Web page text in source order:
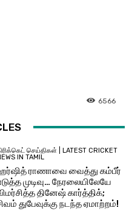
6566
செய்திகள் | LATEST CRICKET
IN TAMIL
ராணாவை வைத்து கம்பீர்
முடிவு… நேரலையிலேயே
தினேஷ் கார்த்திக்;
துபேவுக்கு நடந்த ஏமாற்றம்!